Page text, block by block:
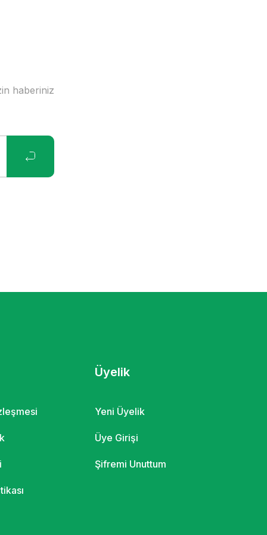
haberiniz
Üyelik
Yeni Üyelik
Üye Girişi
Şifremi Unuttum